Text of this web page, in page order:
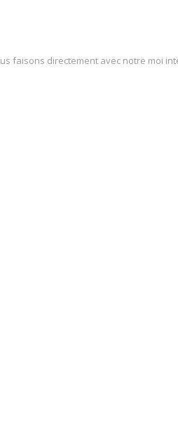
faisons directement avec notre moi